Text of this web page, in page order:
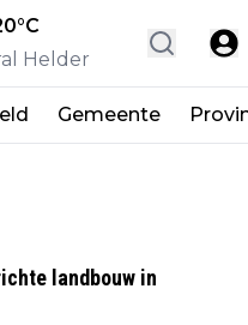
°C
Helder
Gemeente
landbouw in